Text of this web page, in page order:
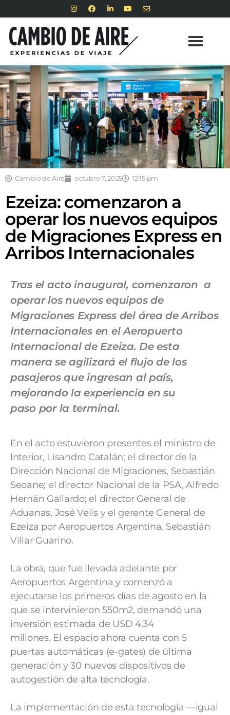
Cambio de Aire octubre 7, 2025 12:15 pm
Ezeiza: comenzaron a
operar los nuevos equipos
de Migraciones Express en
Arribos Internacionales
Tras el acto inaugural, comenzaron a
operar los nuevos equipos de
Migraciones Express del área de Arribos
Internacionales en el Aeropuerto
Internacional de Ezeiza. De esta
manera se agilizará el flujo de los
pasajeros que ingresan al país,
mejorando la experiencia en su
paso por la terminal.
En el acto estuvieron presentes el ministro de
Interior, Lisandro Catalán; el director de la
Dirección Nacional de Migraciones, Sebastián
Seoane; el director Nacional de la PSA, Alfredo
Hernán Gallardo; el director General de
Aduanas, José Velis y el gerente General de
Ezeiza por Aeropuertos Argentina, Sebastián
Villar Guarino.
La obra, que fue llevada adelante por
Aeropuertos Argentina y comenzó a
ejecutarse los primeros días de agosto en la
que se intervinieron 550m2, demandó una
inversión estimada de USD 4.34
millones. El espacio ahora cuenta con 5
puertas automáticas (e-gates) de última
generación y 30 nuevos dispositivos de
autogestión de alta tecnología.
La implementación de esta tecnología —igual